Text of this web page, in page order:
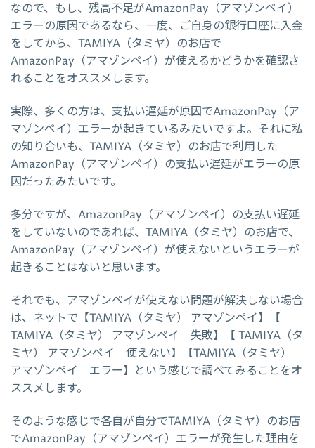
なので、もし、残高不足がAmazonPay（アマゾンペイ）
エラーの原因であるなら、一度、ご自身の銀行口座に入金
をしてから、TAMIYA（タミヤ）のお店で
AmazonPay（アマゾンペイ）が使えるかどうかを確認さ
れることをオススメします。
実際、多くの方は、支払い遅延が原因でAmazonPay（ア
マゾンペイ）エラーが起きているみたいですよ。それに私
の知り合いも、TAMIYA（タミヤ）のお店で利用した
AmazonPay（アマゾンペイ）の支払い遅延がエラーの原
因だったみたいです。
多分ですが、AmazonPay（アマゾンペイ）の支払い遅延
をしていないのであれば、TAMIYA（タミヤ）のお店で、
AmazonPay（アマゾンペイ）が使えないというエラーが
起きることはないと思います。
それでも、アマゾンペイが使えない問題が解決しない場合
は、ネットで【TAMIYA（タミヤ） アマゾンペイ】【
TAMIYA（タミヤ） アマゾンペイ 失敗】【 TAMIYA（タ
ミヤ） アマゾンペイ 使えない】【TAMIYA（タミヤ）
アマゾンペイ エラー】という感じで調べてみることをオ
ススメします。
そのような感じで各自が自分でTAMIYA（タミヤ）のお店
でAmazonPay（アマゾンペイ）エラーが発生した理由を